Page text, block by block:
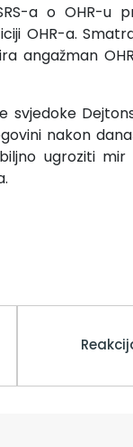
a o OHR-u
OHR-a.
angažman
svjedoke
nakon
ugroziti